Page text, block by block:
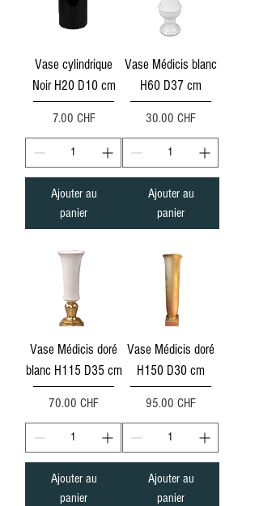
Vase cylindrique
Noir H20 D10 cm
Prix
7.00 CHF
Ajouter au
panier
Vase Médicis blanc
H60 D37 cm
Prix
30.00 CHF
Ajouter au
panier
Vase Médicis doré
blanc H115 D35 cm
Prix
70.00 CHF
Ajouter au
panier
Vase Médicis doré
H150 D30 cm
Prix
95.00 CHF
Ajouter au
panier